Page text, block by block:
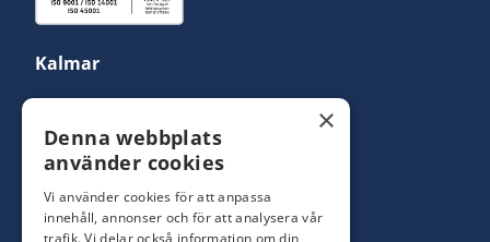
Kalmar
Yrkesbutik: 0480-44 28 08
info@hagblomsfarghandel.nu
Torsåsgatan 9
392 39 Kalmar
×
Denna webbplats
använder cookies
Vi använder cookies för att anpassa
innehåll, annonser och för att analysera vår
trafik. Vi delar också information om din